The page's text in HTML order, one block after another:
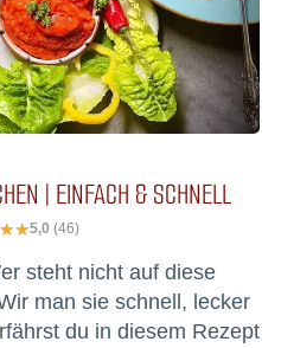
| EINFACH & SCHNELL
5,0 (46)
steht nicht auf diese
man sie schnell, lecker
du in diesem Rezept